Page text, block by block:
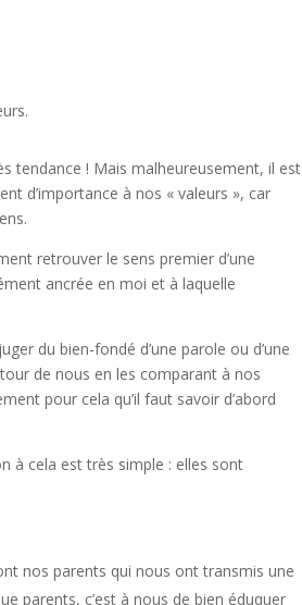
tendance ! Mais malheureusement, il est
d’importance à nos « valeurs », car
retrouver le sens premier d’une
ancrée en moi et à laquelle
du bien-fondé d’une parole ou d’une
de nous en les comparant à nos
pour cela qu’il faut savoir d’abord
à cela est très simple : elles sont
nos parents qui nous ont transmis une
parents, c’est à nous de bien éduquer